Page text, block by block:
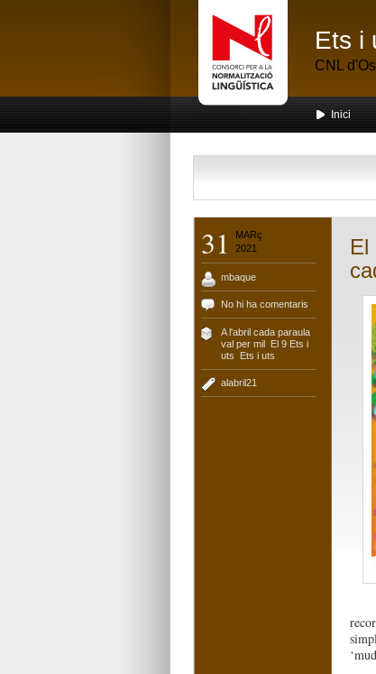
Ets i
CNL
Inici
31
MARç
2021
mbaque
No hi ha comentaris
A l'abril cada paraula
val per mil, El 9 Ets i
uts
Ets i uts
alabril21
El